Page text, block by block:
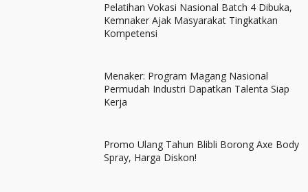
Pelatihan Vokasi Nasional Batch 4 Dibuka,
Kemnaker Ajak Masyarakat Tingkatkan
Kompetensi
Menaker: Program Magang Nasional
Permudah Industri Dapatkan Talenta Siap
Kerja
Promo Ulang Tahun Blibli Borong Axe Body
Spray, Harga Diskon!